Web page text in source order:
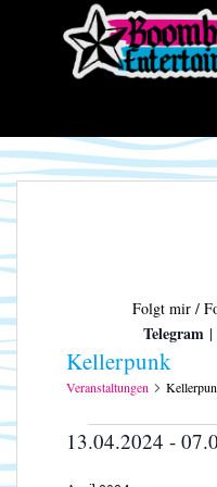
o
m
a
c
t
e
n
Folgt mir /
Telegram|
Kellerpunk
Veranstaltungen
13.04.2024 -